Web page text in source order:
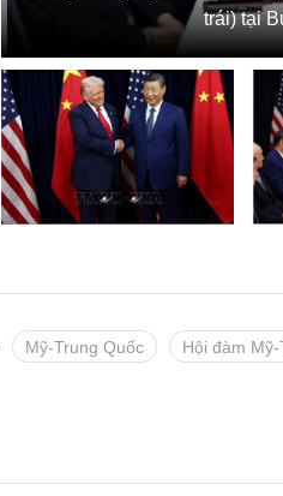
trái) tại
Mỹ-Trung Quốc Hội đàm